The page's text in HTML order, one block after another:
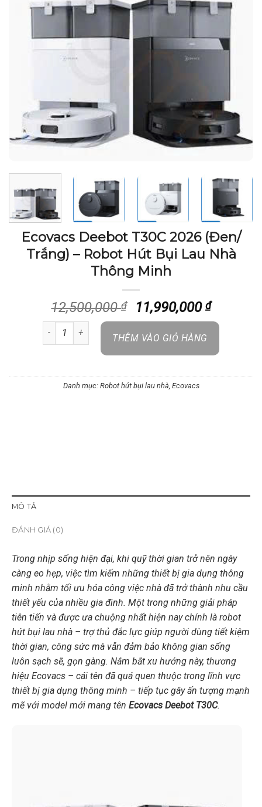
Ecovacs Deebot T30C 2026 (Đen/
Trắng) – Robot Hút Bụi Lau Nhà
Thông Minh
12,500,000₫
Giá
gốc
là:
11,990,000 ₫Giá
hiện
là:
Ecovacs Deebot T30C 2026 (Đen/ Trắng) – Robot Hút Bụi
THÊM VÀO GIỎ HÀNG
Danh mục: Robot hút bụi lau nhà, Ecovacs
MÔ TẢ
ĐÁNH GIÁ (0)
Trong nhịp sống hiện đại, khi quỹ thời gian trở nên ngày
càng eo hẹp, việc tìm kiếm những thiết bị gia dụng thông
minh nhằm tối ưu hóa công việc nhà đã trở thành nhu cầu
thiết yếu của nhiều gia đình. Một trong những giải pháp
tiên tiến và được ưa chuộng nhất hiện nay chính là robot
hút bụi lau nhà – trợ thủ đắc lực giúp người dùng tiết kiệm
thời gian, công sức mà vẫn đảm bảo không gian sống
luôn sạch sẽ, gọn gàng. Nắm bắt xu hướng này, thương
hiệu Ecovacs – cái tên đã quá quen thuộc trong lĩnh vực
thiết bị gia dụng thông minh – tiếp tục gây ấn tượng mạnh
mẽ với model mới mang tên Ecovacs Deebot T30C.